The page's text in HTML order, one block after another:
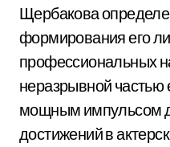
Щербакова
формирования его
профессиональных
неразрывной частью
мощным импульсом
достижений в